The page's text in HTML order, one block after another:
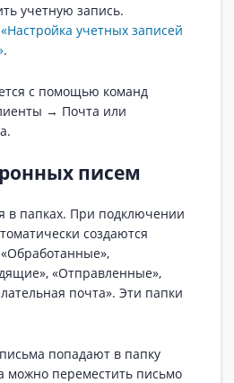
учетную запись.
«Настройка учетных записей
.
с помощью команд
→ Почта или
писем
в папках. При подключении
создаются
«Отправленные»,
почта». Эти папки
попадают в папку
можно переместить письмо